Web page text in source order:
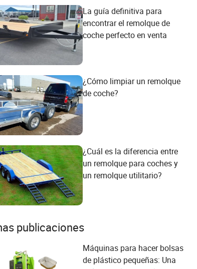
La guía definitiva para
encontrar el remolque de
coche perfecto en venta
¿Cómo limpiar un remolque
de coche?
¿Cuál es la diferencia entre
un remolque para coches y
un remolque utilitario?
publicaciones
Máquinas para hacer bolsas
de plástico pequeñas: Una